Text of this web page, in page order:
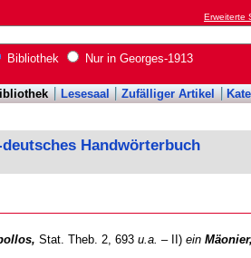
Erweiterte
Bibliothek Nur in Georges-1913
Lesesaal Zufälliger Artikel
Handwörterbuch
Stat. Theb. 2, 693 u.a. – II) ein Mäonier,